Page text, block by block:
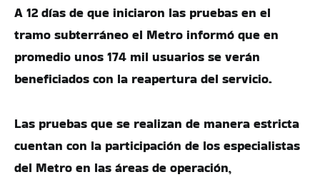
A 12 días de que iniciaron las pruebas en el
tramo subterráneo el Metro informó que en
promedio unos 174 mil usuarios se verán
beneficiados con la reapertura del servicio.
Las pruebas que se realizan de manera estricta
cuentan con la participación de los especialistas
del Metro en las áreas de operación,